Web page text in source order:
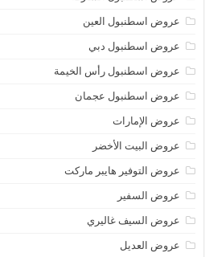
عروض اسطنبول العين
عروض اسطنبول دبي
عروض اسطنبول رأس الخيمة
عروض اسطنبول عجمان
عروض الإمارات
عروض البيت الأخضر
عروض التوفير هايبر ماركت
عروض السفير
عروض السيف غاليري
عروض العديل